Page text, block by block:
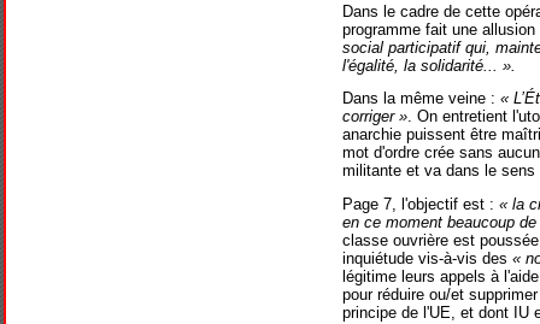
Dans le cadre de cette
programme fait une
social participatif qui,
l'égalité, la solidarité... ».
Dans la même veine : «
corriger ». On entretient
anarchie puissent être
mot d'ordre crée sans
militante et va dans le
Page 7, l'objectif est : « la
en ce moment beaucoup
classe ouvrière est
inquiétude vis-à-vis des «
légitime leurs appels à
pour réduire ou/et
principe de l'UE, et dont IU